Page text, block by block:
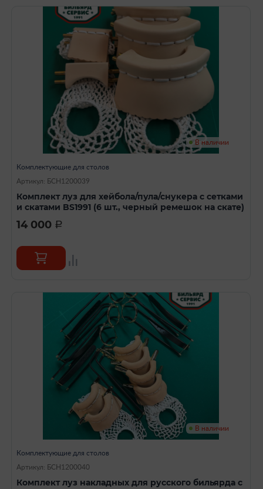
В наличии
Комплектующие для столов
Артикул: БСН1200039
Комплект луз для хейбола/пула/снукера с сетками
и скатами BS1991 (6 шт., черный ремешок на скате)
14 000 a
В наличии
Комплектующие для столов
Артикул: БСН1200040
Комплект луз накладных для русского бильярда с